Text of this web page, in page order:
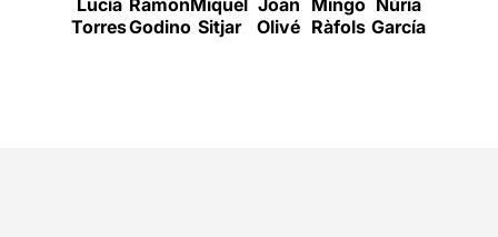
Lucía
Torres
Ramon
Godino
Miquel
Sitjar
Joan
Olivé
Mingo
Ràfols
Núria
García